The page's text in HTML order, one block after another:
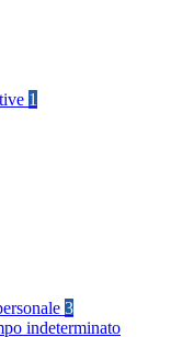
1
3
indeterminato